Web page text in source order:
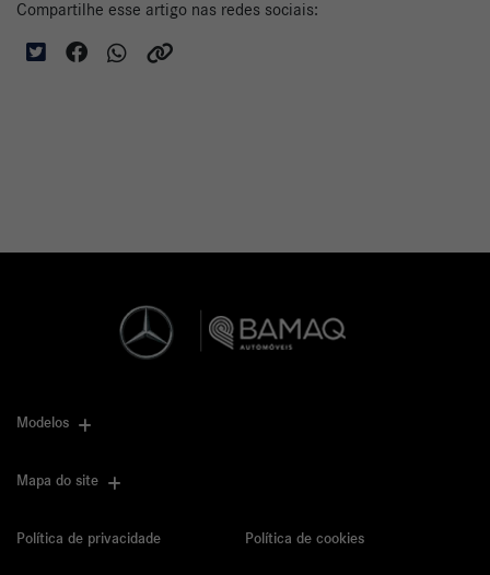
Compartilhe esse artigo nas redes sociais:
Modelos
Mapa do site
Política de privacidade Política de cookies